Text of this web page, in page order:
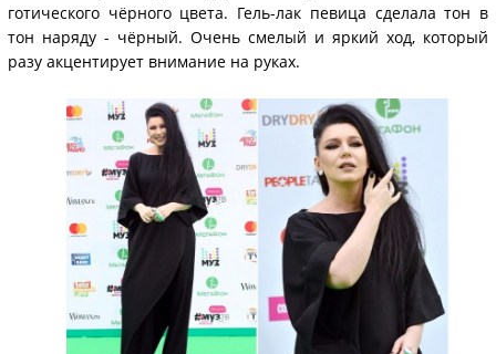
готического чёрного цвета. Гель-лак певица сделала тон в
тон наряду - чёрный. Очень смелый и яркий ход, который
разу акцентирует внимание на руках.